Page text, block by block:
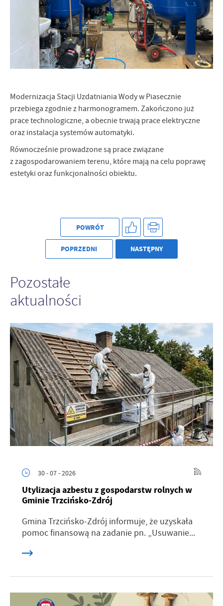
Modernizacja Stacji Uzdatniania Wody w Piasecznie
przebiega zgodnie z harmonogramem. Zakończono już
prace technologiczne, a obecnie trwają prace elektryczne
oraz instalacja systemów automatyki.
Równocześnie prowadzone są prace związane
z zagospodarowaniem terenu, które mają na celu poprawę
estetyki oraz funkcjonalności obiektu.
POWRÓT
POPRZEDNI NASTĘPNY
Pozostałe
aktualności
30 - 07 - 2026
Utylizacja azbestu z gospodarstw rolnych w
Gminie Trzcińsko-Zdrój
Gmina Trzcińsko-Zdrój informuje, że uzyskała
pomoc finansową na zadanie pn. „Usuwanie...
Firmy te działają w charakterze pośredników prezentujących nasze
treści w postaci wiadomości, ofert, komunikatów mediów
społecznościowych.